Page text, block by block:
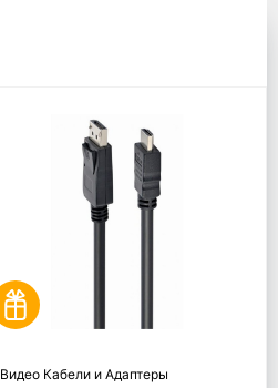
Видео Кабели и Адаптеры